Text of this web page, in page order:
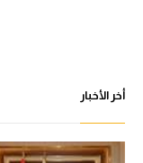
أخر الأخبار